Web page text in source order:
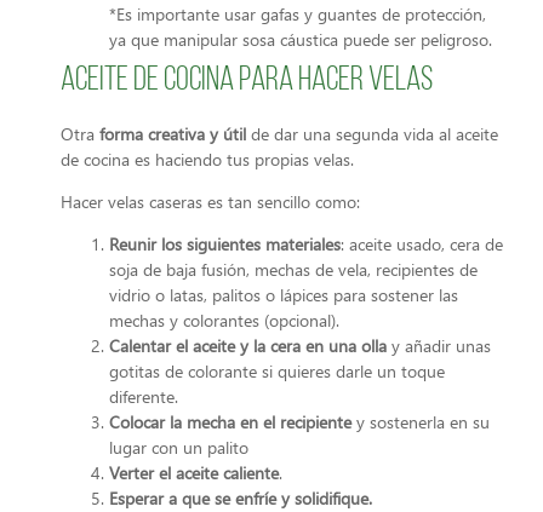
*Es importante usar gafas y guantes de protección,
ya que manipular sosa cáustica puede ser peligroso.
Aceite de cocina para hacer velas
Otra forma creativa y útil de dar una segunda vida al aceite
de cocina es haciendo tus propias velas.
Hacer velas caseras es tan sencillo como:
Reunir los siguientes materiales: aceite usado, cera de
soja de baja fusión, mechas de vela, recipientes de
vidrio o latas, palitos o lápices para sostener las
mechas y colorantes (opcional).
Calentar el aceite y la cera en una olla y añadir unas
gotitas de colorante si quieres darle un toque
diferente.
Colocar la mecha en el recipientey sostenerla en su
lugar con un palito
Verter el aceite caliente.
Esperar a que se enfríe y solidifique.